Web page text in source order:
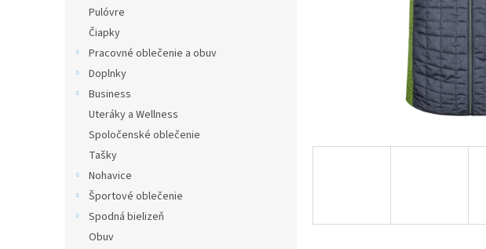
Pulóvre
Čiapky
Pracovné oblečenie a obuv
Doplnky
Business
Uteráky a Wellness
Spoločenské oblečenie
Tašky
Nohavice
Športové oblečenie
Spodná bielizeň
Obuv